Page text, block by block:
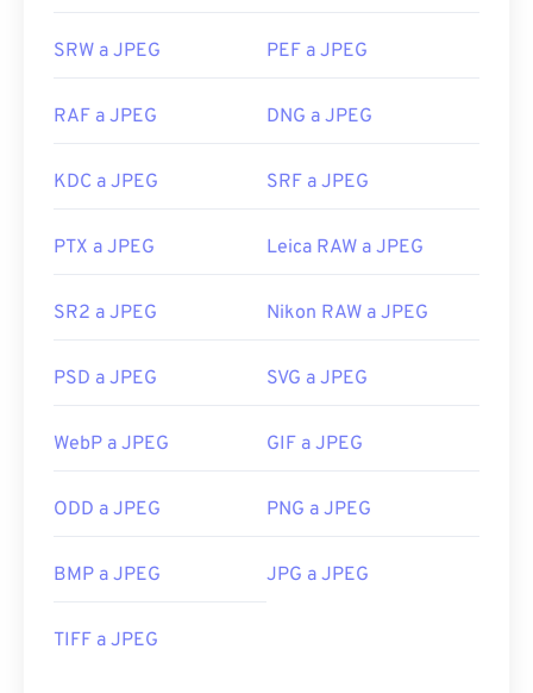
SRW a JPEG PEF a JPEG
RAF a JPEG DNG a JPEG
KDC a JPEG SRF a JPEG
PTX a JPEG Leica RAW a JPEG
SR2 a JPEG Nikon RAW a JPEG
PSD a JPEG SVG a JPEG
WebP a JPEG GIF a JPEG
ODD a JPEG PNG a JPEG
BMP a JPEG JPG a JPEG
TIFF a JPEG